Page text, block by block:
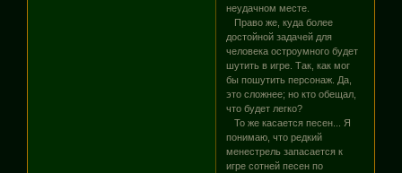
неудачном месте.
Право же, куда более
достойной задачей для
человека остроумного будет
шутить в игре. Так, как мог
бы пошутить персонаж. Да,
это сложнее; но кто обещал,
что будет легко?
То же касается песен... Я
понимаю, что редкий
менестрель запасается к
игре сотней песен по